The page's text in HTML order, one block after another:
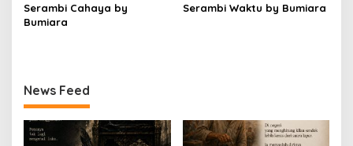
Serambi Cahaya by
Bumiara
Serambi Waktu by Bumiara
News Feed